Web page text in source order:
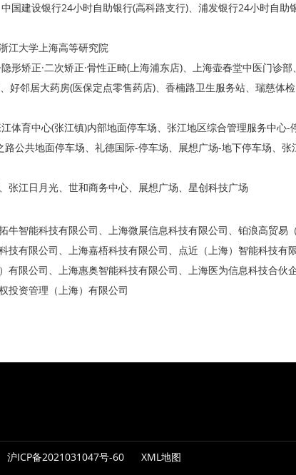
国建设银行24小时自助银行(高科路支行)、浦发银行24小时自助
江大学上海高等研究院
形矫正·二次矫正·骨性正畸(上海浦东店)、上海壶春堂中医门诊部
邻居大药房(医保定点零售药店)、香楠路卫生服务站、瑞慈体检
体育中心(张江镇)内部地面停车场、张江地区综合管理服务中心-
公共地面停车场、礼德国际-停车场、展想广场-地下停车场、张
张江日月光、世和商务中心、展想广场、星创科技广场
智能科技有限公司、上海微展信息科技有限公司、铂浪高贸易
有限公司、上海嘉梧科技有限公司、点近（上海）智能科技有
限公司、上海惠奥智能科技有限公司、上海医为信息科技合伙
投资管理（上海）有限公司
沪ICP备2021031047号-60 XML地图